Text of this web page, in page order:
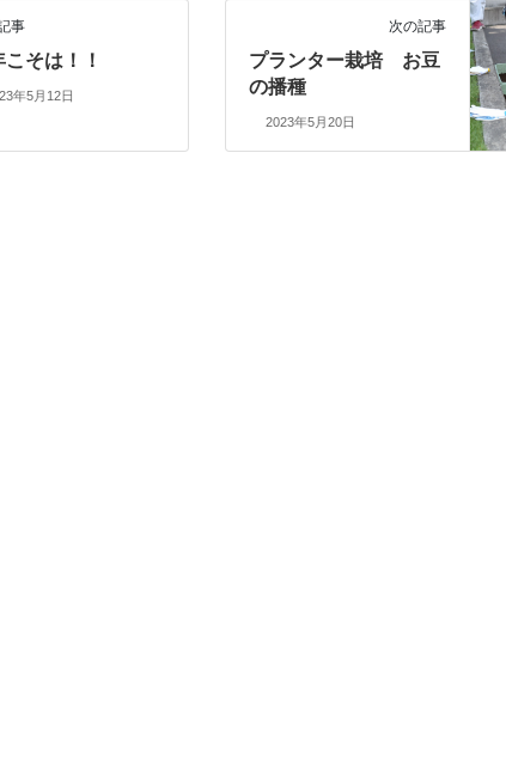
事
こそは！！
年5月12日
次の記事
プランター栽培 お豆
の播種
2023年5月20日